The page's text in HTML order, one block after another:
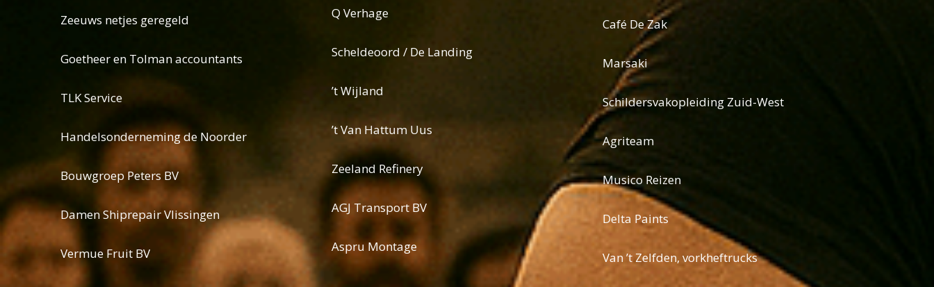
Zeeuws netjes geregeld
Goetheer en Tolman accountants
TLK Service
Handelsonderneming de Noorder
Bouwgroep Peters BV
Damen Shiprepair Vlissingen
Vermue Fruit BV
Q Verhage
Scheldeoord / De Landing
’t Wijland
’t Van Hattum Uus
Zeeland Refinery
AGJ Transport BV
Aspru Montage
Café De Zak
Marsaki
Schildersvakopleiding Zuid-West
Agriteam
Musico Reizen
Delta Paints
Van ’t Zelfden, vorkheftrucks